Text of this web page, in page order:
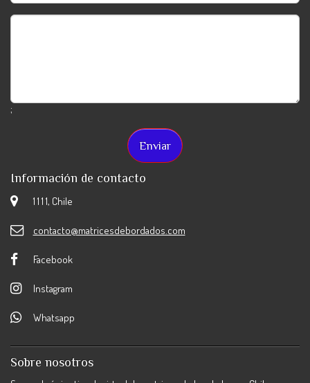
;
Información de contacto
1 1 1 1, Chile
contacto@matricesdebordados.com
Facebook
Instagram
Whatsapp
Sobre nosotros